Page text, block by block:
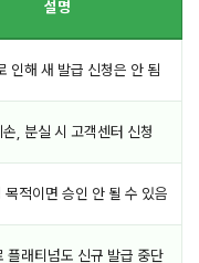
설명
인해 새 발급 신청은 안 됨
, 분실 시 고객센터 신청
목적이면 승인 안 될 수 있음
플래티넘도 신규 발급 중단